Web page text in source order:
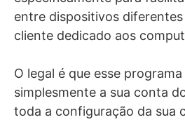
entre dispositivos
cliente dedicado aos
O legal é que esse
simplesmente a sua conta
toda a configuração da sua